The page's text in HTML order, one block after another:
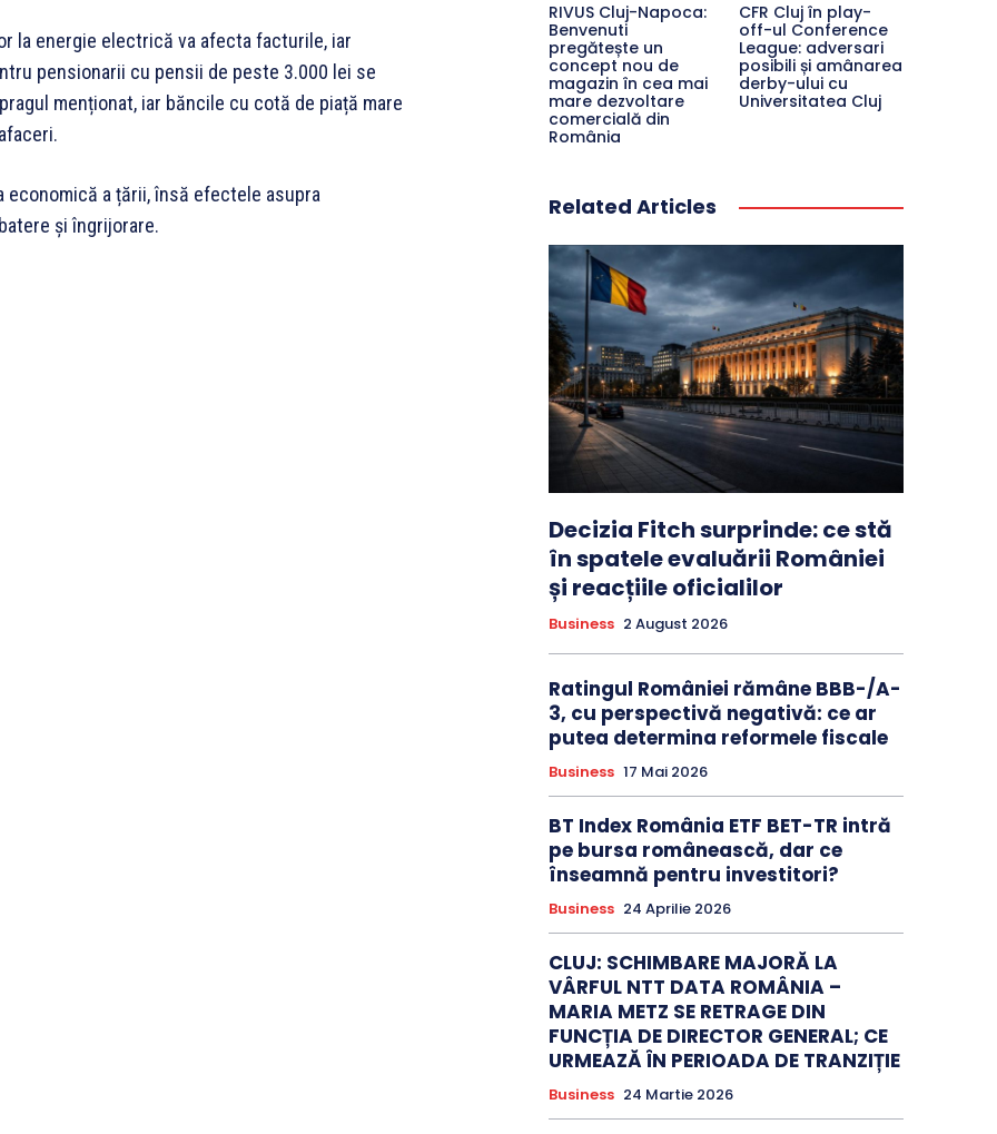
la energie electrică va afecta facturile, iar
pensionarii cu pensii de peste 3.000 lei se
menționat, iar băncile cu cotă de piață mare
a țării, însă efectele asupra
și îngrijorare.
RIVUS Cluj-Napoca:
Benvenuti
pregătește un
concept nou de
magazin în cea mai
mare dezvoltare
comercială din
România
CFR Cluj în play-
off-ul Conference
League: adversari
posibili și amânarea
derby-ului cu
Universitatea Cluj
Related Articles
Decizia Fitch surprinde: ce stă
în spatele evaluării României
și reacțiile oficialilor
Business 2 August 2026
Ratingul României rămâne BBB-/A-
3, cu perspectivă negativă: ce ar
putea determina reformele fiscale
Business 17 Mai 2026
BT Index România ETF BET-TR intră
pe bursa românească, dar ce
înseamnă pentru investitori?
Business 24 Aprilie 2026
CLUJ: SCHIMBARE MAJORĂ LA
VÂRFUL NTT DATA ROMÂNIA –
MARIA METZ SE RETRAGE DIN
FUNCȚIA DE DIRECTOR GENERAL; CE
URMEAZĂ ÎN PERIOADA DE TRANZIȚIE
Business 24 Martie 2026